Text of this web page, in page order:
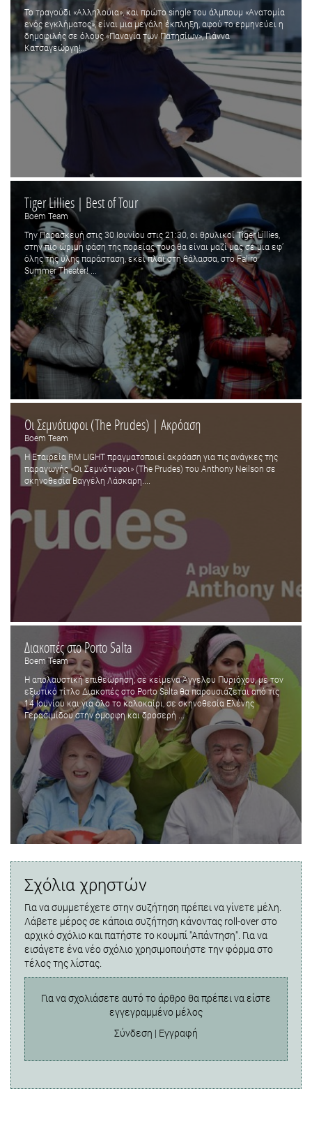
Το τραγούδι «Αλληλούια», και πρώτο single του άλμπουμ «Ανατομία
ενός εγκλήματος», είναι μια μεγάλη έκπληξη, αφού το ερμηνεύει η
δημοφιλής σε όλους «Παναγία των Πατησίων», Γιάννα
Κατσαγεώργη!...
Tiger Lillies | Best of Tour
Boem Team
Την Παρασκευή στις 30 Ιουνίου στις 21:30, οι θρυλικοί Tiger Lillies,
στην πιο ώριμη φάση της πορείας τους θα είναι μαζί μας σε μια εφ’
όλης της ύλης παράσταση, εκεί πλάϊ στη θάλασσα, στο Faliro
Summer Theater! ...
Οι Σεμνότυφοι (Τhe Prudes) | Ακρόαση
Boem Team
Η Εταιρεία RM LIGHT πραγματοποιεί ακρόαση για τις ανάγκες της
παραγωγής «Οι Σεμνότυφοι» (Τhe Prudes) του Anthony Neilson σε
σκηνοθεσία Βαγγέλη Λάσκαρη....
Διακοπές στο Porto Salta
Boem Team
Η απολαυστική επιθεώρηση, σε κείμενα Άγγελου Πυριόχου, με τον
εξωτικό τίτλο Διακοπές στο Porto Salta θα παρουσιάζεται από τις
14 Ιουνίου και για όλο το καλοκαίρι, σε σκηνοθεσία Ελένης
Γερασιμίδου στην όμορφη και δροσερή ...
Σχόλια χρηστών
Για να συμμετέχετε στην συζήτηση πρέπει να γίνετε μέλη.
Λάβετε μέρος σε κάποια συζήτηση κάνοντας roll-over στο
αρχικό σχόλιο και πατήστε το κουμπί "Απάντηση". Για να
εισάγετε ένα νέο σχόλιο χρησιμοποιήστε την φόρμα στο
τέλος της λίστας.
Για να σχολιάσετε αυτό το άρθρο θα πρέπει να είστε
εγγεγραμμένο μέλος
Σύνδεση | Εγγραφή